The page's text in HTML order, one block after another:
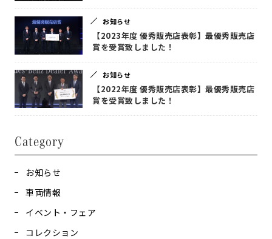
お知らせ
【2023年度 優秀販売店表彰】最優秀販売店
賞を受賞致しました！
お知らせ
【2022年度 優秀販売店表彰】最優秀販売店
賞を受賞致しました！
Category
お知らせ
車両情報
イベント・フェア
コレクション